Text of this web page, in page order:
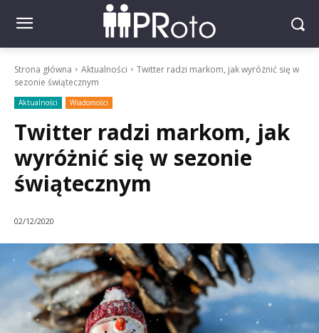
Strona główna Aktualności
Twitter radzi markom, jak wyróżnić się w
sezonie świątecznym
Aktualności Wiadomości
Twitter radzi markom, jak
wyróżnić się w sezonie
świątecznym
02/12/2020